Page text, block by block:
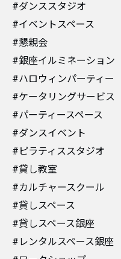
#ダンススタジオ
#イベントスペース
#懇親会
#銀座イルミネーション
#ハロウィンパーティー
#ケータリングサービス
#パーティースペース
#ダンスイベント
#ピラティススタジオ
#貸し教室
#カルチャースクール
#貸しスペース
#貸しスペース銀座
#レンタルスペース銀座